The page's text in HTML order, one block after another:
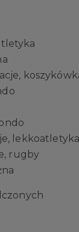
lekkoatletyka
rugby